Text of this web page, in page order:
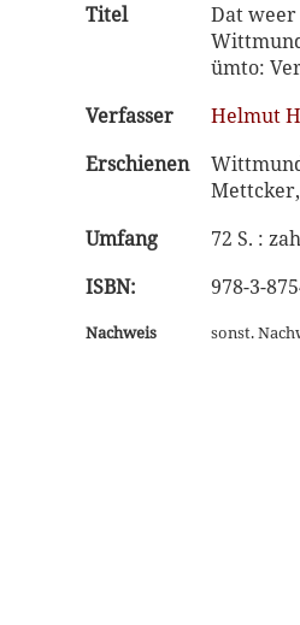
Titel
Dat
ümto:
Verfasser
Helmut
Erschienen
Umfang
72 S. :
ISBN:
978-3-
Nachweis sonst.